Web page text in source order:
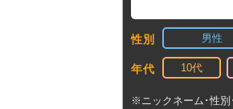
性別 男性
年代 10代
※ニックネーム･性別